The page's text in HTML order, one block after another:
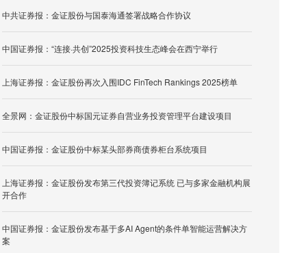
中共证券报：金证股份与国泰海通签署战略合作协议
中国证券报：“连接·共创”2025投资科技生态峰会在西宁举行
上海证券报：金证股份再次入围IDC FinTech Rankings 2025榜单
全景网：金证股份中标国元证券自营业务投资管理平台建设项目
中国证券报：金证股份中标某头部券商债券柜台系统项目
上海证券报：金证股份发布第三代投资簿记系统 已与多家金融机构展
开合作
中国证券报：金证股份发布基于多AI Agent的条件单智能运营解决方
案